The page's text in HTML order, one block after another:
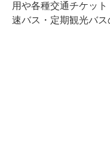
用や各種交通チケッ
速バス・定期観光バス